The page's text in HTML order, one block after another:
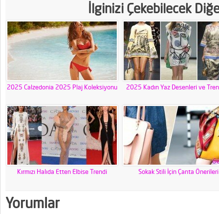
İlginizi Çekebilecek
2025 Calzedonia 2025 Plaj Koleksiyonu 2025 Kadın Yaz Desenleri ve
Kırmızı Halıda Etten Elbise Trendi Sokak Stili İçin Çanta Önerileri
Yorumlar